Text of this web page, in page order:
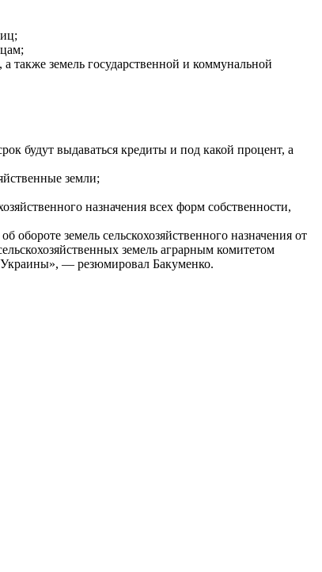
также земель государственной и коммунальной
будут выдаваться кредиты и под какой процент, а
земли;
назначения всех форм собственности,
земель сельскохозяйственного назначения от
земель аграрным комитетом
Украины», — резюмировал Бакуменко.